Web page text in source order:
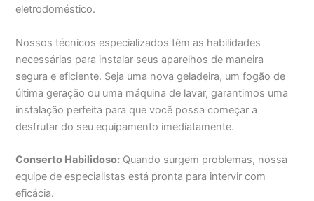
eletrodoméstico.
Nossos técnicos especializados têm as habilidades
necessárias para instalar seus aparelhos de maneira
segura e eficiente. Seja uma nova geladeira, um fogão de
última geração ou uma máquina de lavar, garantimos uma
instalação perfeita para que você possa começar a
desfrutar do seu equipamento imediatamente.
Conserto Habilidoso: Quando surgem problemas, nossa
equipe de especialistas está pronta para intervir com
eficácia.